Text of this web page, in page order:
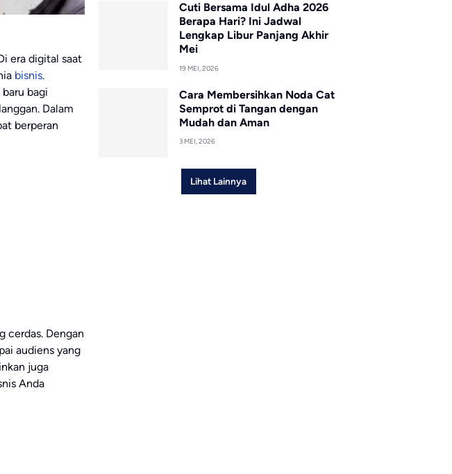
era digital saat
bisnis.
bagi
Dalam
berperan
cerdas. Dengan
audiens yang
juga
Anda
Cuti Bersama Idul Adha 2026
Berapa Hari? Ini Jadwal
Lengkap Libur Panjang Akhir
Mei
19 MEI, 2026
Cara Membersihkan Noda Cat
Semprot di Tangan dengan
Mudah dan Aman
3 MEI, 2026
Lihat Lainnya